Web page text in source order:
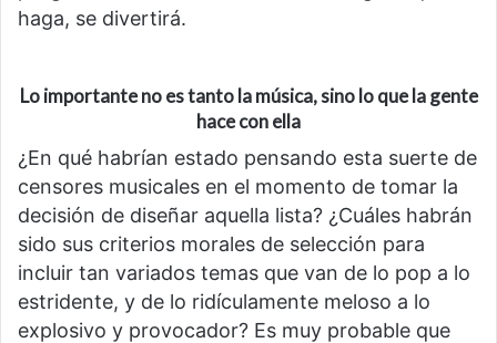
haga, se divertirá.
Lo importante no es tanto la música, sino lo que la gente
hace con ella
¿En qué habrían estado pensando esta suerte de
censores musicales en el momento de tomar la
decisión de diseñar aquella lista? ¿Cuáles habrán
sido sus criterios morales de selección para
incluir tan variados temas que van de lo pop a lo
estridente, y de lo ridículamente meloso a lo
explosivo y provocador? Es muy probable que